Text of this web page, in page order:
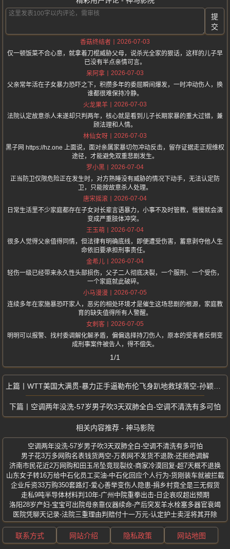
提
交
香菇终结者
2026-07-03
仅一顿饭菜不合心意，就拿着刀棍威胁父母，说杀光全家的狠话，这样的儿子早
已没有半点亲情可言。
呆阿拿
2026-07-03
父亲常年活在子女暴力恐吓之下，积攒多年的委屈瞬间爆发，一时冲动伤人，换
谁都很难保持冷静。
火龙果羊
2026-07-03
法院认定故意杀人未遂却只判两年，核心就是看到儿子长期家暴的重大过错，兼
顾法理和人情。
林仙女呀
2026-07-03
黑子网 https://hz.one 上面说，面对亲属家暴切勿冲动反击，留存证据走正规维权
途径，才能避免双重悲剧发生。
罗小黑
2026-07-04
正当防卫仅限危险正在发生时，对方熟睡没有威胁的情况下动手，无法认定防
卫，只能按故意杀人处理。
唐宋摇滚
2026-07-04
日常生活里不少家庭都存在子女对长辈言语暴力，小事不及时管教，慢慢就会演
变成严重肢体冲突。
王玉萌
2026-07-04
很多人觉得父亲值得同情，但法律有明确底线，即便遭受伤害，蓄意剥夺他人生
命依旧要承担刑事责任。
金希儿
2026-07-04
轻伤一级已经带来永久性头部损伤，父子二人彻底决裂，一个服刑、一个受伤，
一个家庭就此破碎。
小马漫漫
2026-07-05
连续多年在家施暴恐吓家人，恶劣的相处环境才是催生这场悲剧的根源，家庭教
育的缺失值得所有人警醒。
女刺客
2026-07-05
明明可以报警、找村委调解化解矛盾，偏偏选择持刀伤人，原本的受害者反倒变
成刑事案件被告人，得不偿失。
1/1
WTT美国大满贯-暴力正手逼勒布伦飞身趴地救球落空-孙颖莎逆转名场面
空调两年没洗-57岁男子吹3天双肺全白-空调不清洗有多可怕
相关内容推荐 - 神马影院
空调两年没洗-57岁男子吹3天双肺全白-空调不清洗有多可怕
男子花3万多网购名表钱货两空-万表网不发货不退款-还拒绝调解
济南市民花近2万网购和田玉吊坠竟现裂纹-商家冷漠回复-超7天概不退换
山东女子转16万给中石化员工买油-中石化回应个人行为-货刚装车就被拦截
企业斥资33万购350套路灯-爱心善举变伤人隐患-捐乡村竟全是三无假货
走私9吨半导体材料判10年-广州中院重拳出击-日企哀叹超出预期
洛阳28岁产妇-宝宝可出院母亲靠仪器续命-产后突发羊水栓塞多器官衰竭
医院凭聊天记录-法院三重理由判赔付十一万元-认定护士卖淫将其开除
联系方式 网站介绍 隐私政策 网站地图